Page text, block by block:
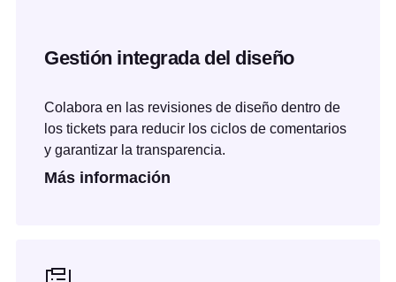
Gestión integrada del diseño
Colabora en las revisiones de diseño dentro de
los tickets para reducir los ciclos de comentarios
y garantizar la transparencia.
Más información